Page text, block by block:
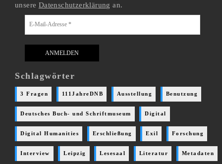
unsere Datenschutzerklärung an.
Schlagwörter
3 Fragen 111JahreDNB Ausstellung Benutzung
Deutsches Buch- und Schriftmuseum Digital
Digital Humanities Erschließung Exil Forschung
Interview Leipzig Lesesaal Literatur Metadaten